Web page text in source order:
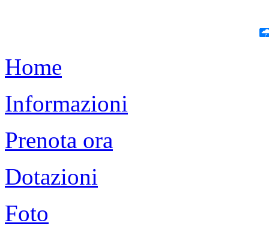
Home
Informazioni
Prenota ora
Dotazioni
Foto